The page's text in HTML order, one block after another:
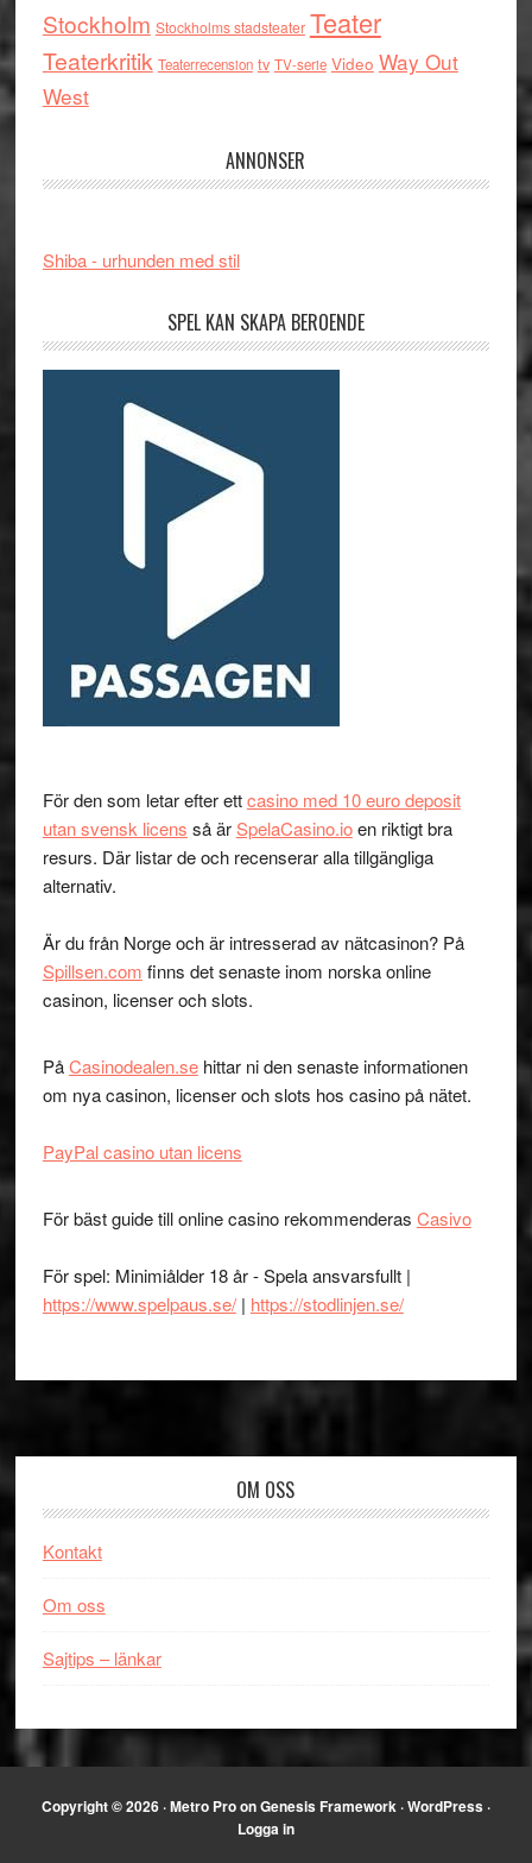
Stockholm Stockholms stadsteater Teater
Teaterkritik Teaterrecension tv TV-serie Video Way Out
West
ANNONSER
Shiba - urhunden med stil
SPEL KAN SKAPA BEROENDE
För den som letar efter ettcasino med 10 euro deposit
utan svensk licens så ärSpelaCasino.ioen riktigt bra
resurs. Där listar de och recenserar alla tillgängliga
alternativ.
Är du från Norge och är intresserad av nätcasinon? På
Spillsen.com finns det senaste inom norska online
casinon, licenser och slots.
PåCasinodealen.sehittar ni den senaste informationen
om nya casinon, licenser och slots hos casino på nätet.
PayPal casino utan licens
För bäst guide till online casino rekommenderas Casivo
För spel: Minimiålder 18 år - Spela ansvarsfullt |
https://www.spelpaus.se/| https://stodlinjen.se/
OM OSS
Kontakt
Om oss
Sajtips – länkar
Copyright © 2026 ·Metro ProonGenesis Framework ·WordPress ·
Logga in